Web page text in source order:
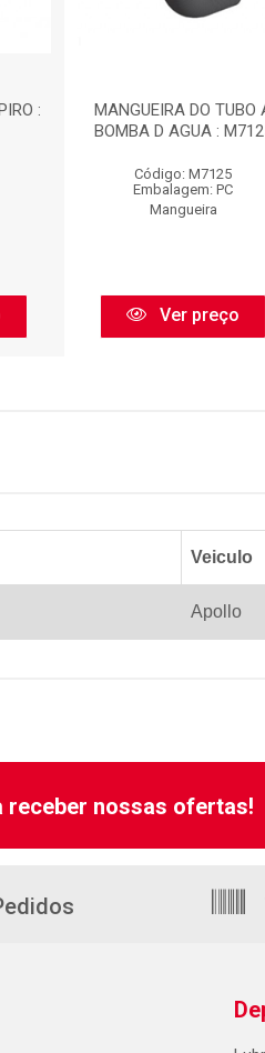
:
MANGUEIRA DO TUBO
BOMBA D AGUA :
Código: M7125
Embalagem: PC
Mangueira
Ver preço
Veiculo
Apollo
receber nossas ofertas!